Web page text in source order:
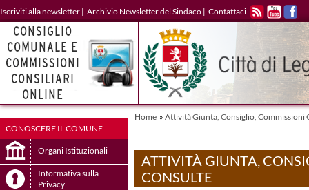
Iscriviti alla newsletter | Archivio Newsletter del Sindaco | Contattaci RSS YOUTUBE
CONOSCERE IL COMUNE
Organi Istituzionali
Informativa sulla
Privacy
Home » Attività Giunta, Consiglio, Commissioni
ATTIVITÀ GIUNTA,
CONSULTE